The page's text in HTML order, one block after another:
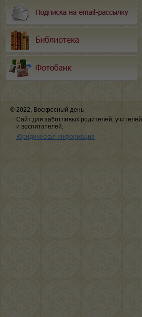
© 2022, Воскресный день
Сайт для заботливых родителей, учителей
и воспитателей.
Юридическая информация